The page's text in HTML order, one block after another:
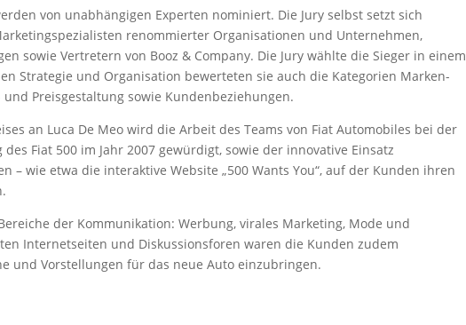
von unabhängigen Experten nominiert. Die Jury selbst setzt sich
renommierter Organisationen und Unternehmen,
sowie Vertretern von Booz & Company. Die Jury wählte die Sieger in einem
Strategie und Organisation bewerteten sie auch die Kategorien Marken-
Preisgestaltung sowie Kundenbeziehungen.
an Luca De Meo wird die Arbeit des Teams von Fiat Automobiles bei der
Fiat 500 im Jahr 2007 gewürdigt, sowie der innovative Einsatz
– wie etwa die interaktive Website „500 Wants You“, auf der Kunden ihren
der Kommunikation: Werbung, virales Marketing, Mode und
Internetseiten und Diskussionsforen waren die Kunden zudem
und Vorstellungen für das neue Auto einzubringen.